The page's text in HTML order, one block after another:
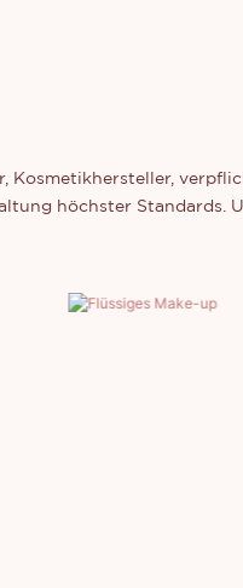
Kosmetikhersteller,
höchster Standards.